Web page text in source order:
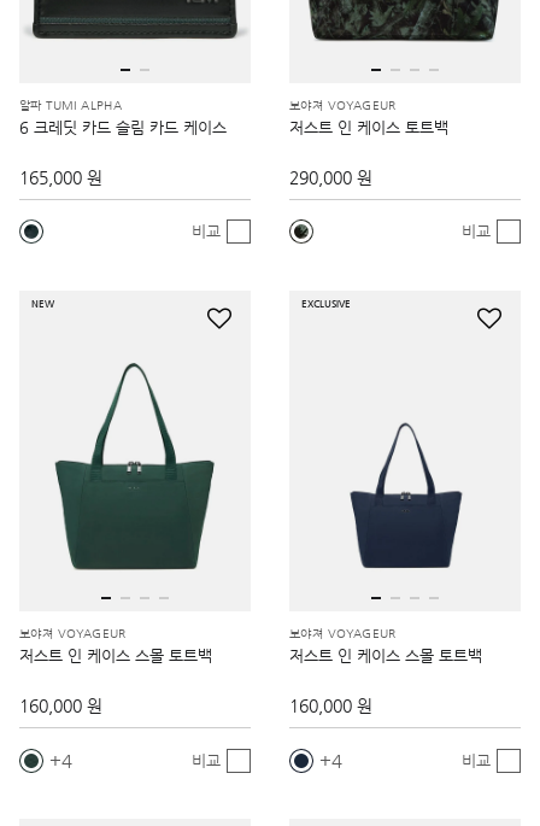
알파 TUMI ALPHA
6 크레딧 카드 슬림 카드 케이스
165,000 원
비교
보야져 VOYAGEUR
저스트 인 케이스 토트백
290,000 원
비교
NEW
보야져 VOYAGEUR
저스트 인 케이스 스몰 토트백
160,000 원
4 비교
EXCLUSIVE
보야져 VOYAGEUR
저스트 인 케이스 스몰 토트백
160,000 원
4 비교